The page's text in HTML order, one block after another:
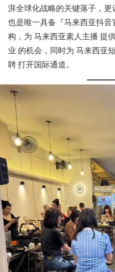
湃全球化战略的关键落子，更
也是唯一具备『马来西亚抖
构，为 马来西亚素人主播 提
业 的机会，同时为 马来西亚
聘 打开国际通道。